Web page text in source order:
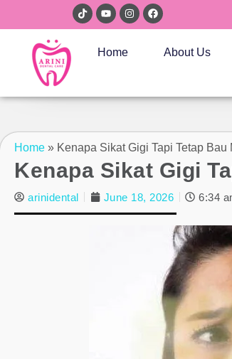
Home About Us
Home » Kenapa Sikat Gigi Tapi Tetap
Kenapa Sikat Gigi
arinidental June 18, 2026 6:34